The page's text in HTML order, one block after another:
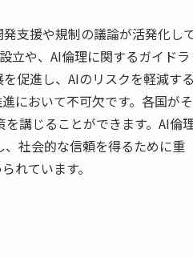
支援や規制の議論が活発化し
立や、AI倫理に関するガイドラ
促進し、AIのリスクを軽減する
において不可欠です。各国がそ
講じることができます。AI倫
社会的な信頼を得るために重
れています。